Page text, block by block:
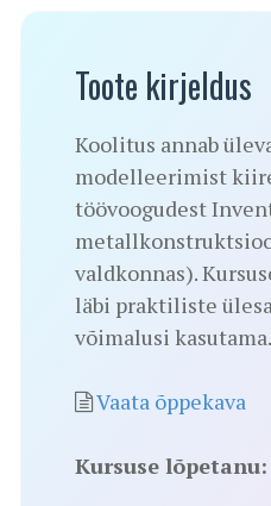
Toote kirjeldus
Koolitus annab
modelleerimist
töövoogudest
valdkonnas).
läbi praktiliste
võimalusi kasutama.
Vaata õppekava
Kursuse lõpetanu: